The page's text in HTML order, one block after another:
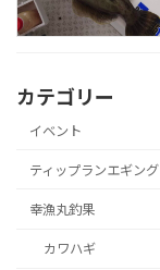
カテゴリー
イベント
ティップランエギング
幸漁丸釣果
カワハギ